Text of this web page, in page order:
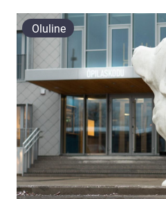
Oluline